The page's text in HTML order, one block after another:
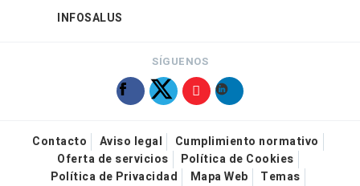
INFOSALUS
SÍGUENOS
Contacto Aviso legal
Cumplimiento normativo
Oferta de servicios
Política de Cookies
Política de Privacidad
Mapa Web Temas